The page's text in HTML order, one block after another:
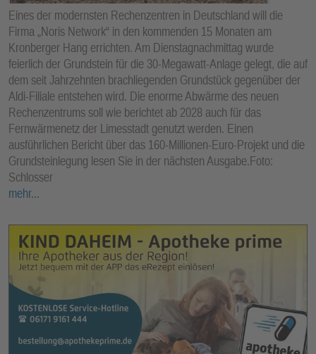
Eines der modernsten Rechenzentren in Deutschland will die
Firma „Noris Network“ in den kommenden 15 Monaten am
Kronberger Hang errichten. Am Dienstagnachmittag wurde
feierlich der Grundstein für die 30-Megawatt-Anlage gelegt, die auf
dem seit Jahrzehnten brachliegenden Grundstück gegenüber der
Aldi-Filiale entstehen wird. Die enorme Abwärme des neuen
Rechenzentrums soll wie berichtet ab 2028 auch für das
Fernwärmenetz der Limesstadt genutzt werden. Einen
ausführlichen Bericht über das 160-Millionen-Euro-Projekt und die
Grundsteinlegung lesen Sie in der nächsten Ausgabe.Foto:
Schlosser
mehr...